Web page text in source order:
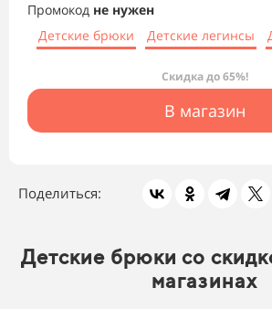
Промокод не нужен
Детские брюки
Детские легинсы
Скидка до 65%!
В магазин
Поделиться:
Детские брюки со
магазинах